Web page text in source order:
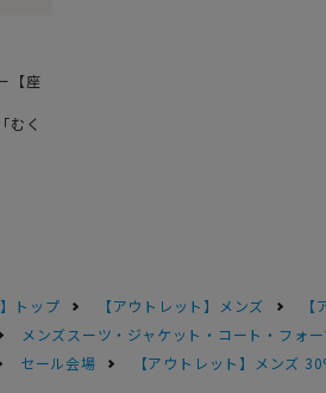
【座
むく
トップ 【アウトレット】メンズ
メンズスーツ・ジャケット・コート・フォ
セール会場 【アウトレット】メンズ